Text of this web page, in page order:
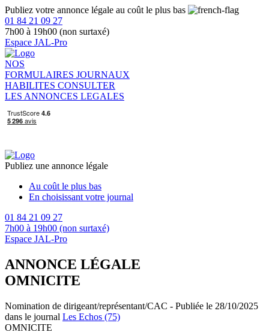
Publiez votre annonce légale au coût le plus bas
01 84 21 09 27
7h00 à 19h00 (non surtaxé)
Espace JAL-Pro
NOS
FORMULAIRES JOURNAUX
HABILITES CONSULTER
LES ANNONCES LEGALES
Publiez une annonce légale
Au coût le plus bas
En choisissant votre journal
01 84 21 09 27
7h00 à 19h00 (non surtaxé)
Espace JAL-Pro
ANNONCE LÉGALE
OMNICITE
Nomination de dirigeant/représentant/CAC - Publiée le 28/10/2025
dans le journal Les Echos (75)
OMNICITE